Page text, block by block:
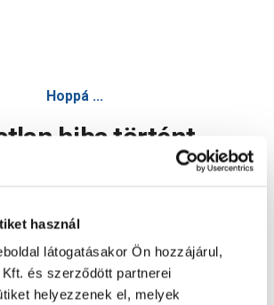
használ
látogatásakor Ön hozzájárul,
és szerződött partnerei
helyezzenek el, melyek
Hoppá ...
hiba történt
Oldal újratöltése